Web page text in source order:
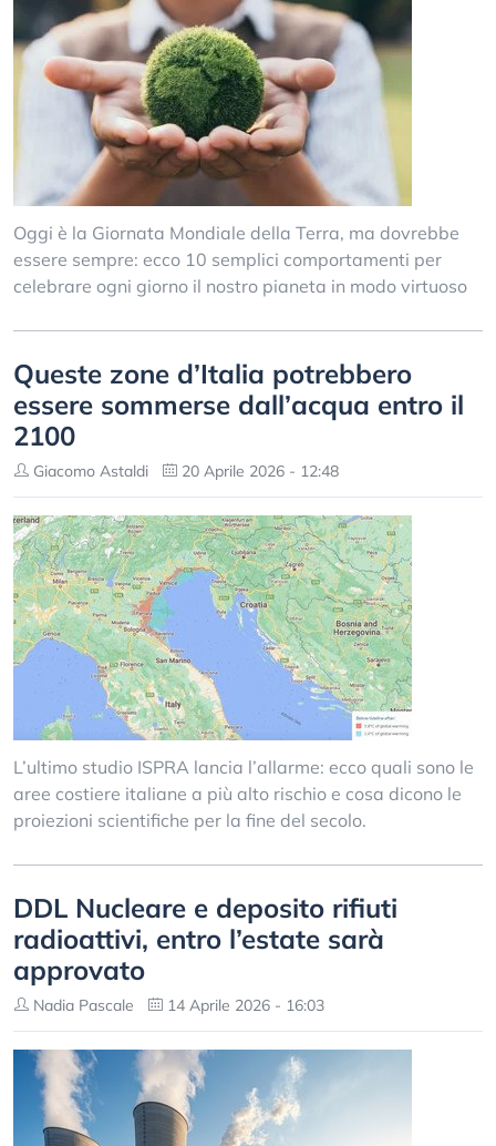
Oggi è la Giornata Mondiale della Terra, ma dovrebbe
essere sempre: ecco 10 semplici comportamenti per
celebrare ogni giorno il nostro pianeta in modo virtuoso
Queste zone d’Italia potrebbero
essere sommerse dall’acqua entro il
2100
Giacomo Astaldi 20 Aprile 2026 - 12:48
L’ultimo studio ISPRA lancia l’allarme: ecco quali sono le
aree costiere italiane a più alto rischio e cosa dicono le
proiezioni scientifiche per la fine del secolo.
DDL Nucleare e deposito rifiuti
radioattivi, entro l’estate sarà
approvato
Nadia Pascale 14 Aprile 2026 - 16:03